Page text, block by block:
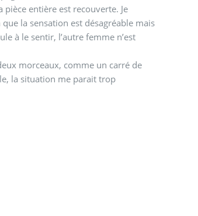
entière est recouverte. Je
la sensation est désagréable mais
à le sentir, l’autre femme n’est
morceaux, comme un carré de
la situation me parait trop